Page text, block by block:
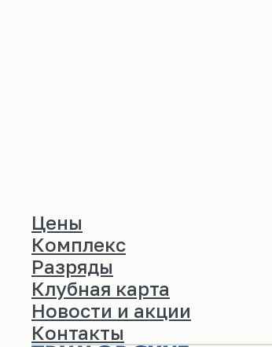
Цены
Комплекс
Разряды
Клубная карта
Новости и акции
Контакты